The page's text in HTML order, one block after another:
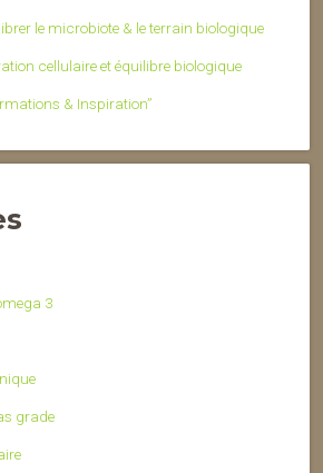
le microbiote & le terrain biologique
cellulaire et équilibre biologique
& Inspiration”
3
grade